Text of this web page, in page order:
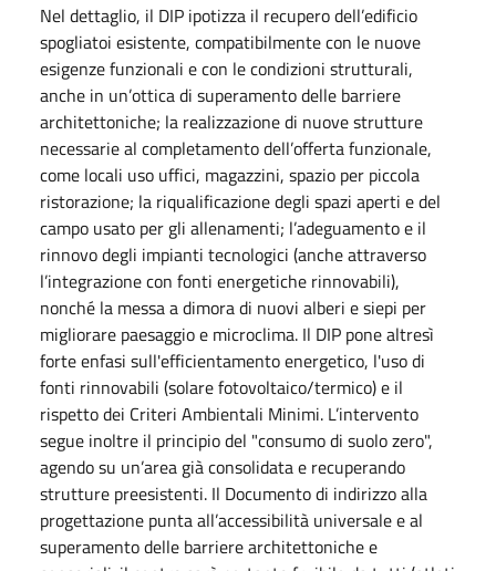
Nel dettaglio, il DIP ipotizza il recupero dell’edificio
spogliatoi esistente, compatibilmente con le nuove
esigenze funzionali e con le condizioni strutturali,
anche in un’ottica di superamento delle barriere
architettoniche; la realizzazione di nuove strutture
necessarie al completamento dell’offerta funzionale,
come locali uso uffici, magazzini, spazio per piccola
ristorazione; la riqualificazione degli spazi aperti e del
campo usato per gli allenamenti; l’adeguamento e il
rinnovo degli impianti tecnologici (anche attraverso
l’integrazione con fonti energetiche rinnovabili),
nonché la messa a dimora di nuovi alberi e siepi per
migliorare paesaggio e microclima. Il DIP pone altresì
forte enfasi sull'efficientamento energetico, l'uso di
fonti rinnovabili (solare fotovoltaico/termico) e il
rispetto dei Criteri Ambientali Minimi. L’intervento
segue inoltre il principio del "consumo di suolo zero",
agendo su un’area già consolidata e recuperando
strutture preesistenti. Il Documento di indirizzo alla
progettazione punta all’accessibilità universale e al
superamento delle barriere architettoniche e